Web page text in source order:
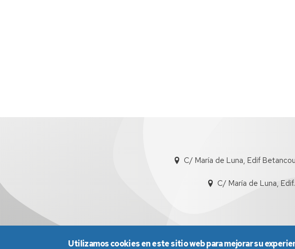
C/ María de Luna, Edif
C/ María de Luna,
Utilizamos cookies en este sitio web para mejorar su